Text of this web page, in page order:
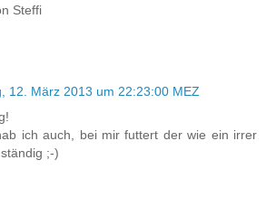
Steffi
12. März 2013 um 22:23:00 MEZ
ich auch, bei mir futtert der wie ein irrer
;-)